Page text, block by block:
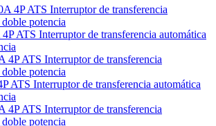
ATS Interruptor de transferencia automática
ATS Interruptor de transferencia automática